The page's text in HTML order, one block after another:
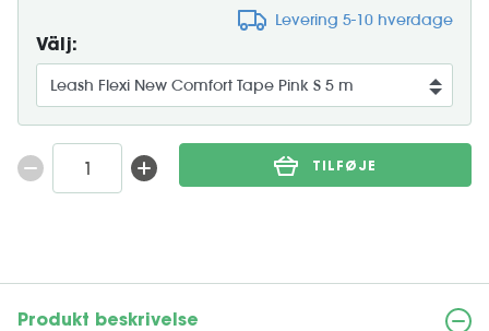
Levering 5-10 hverdage
Välj:
TILFØJE
Produkt beskrivelse